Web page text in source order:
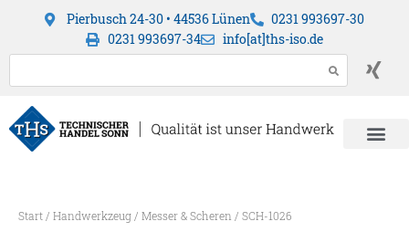
Pierbusch 24-30 • 44536 Lünen
0231 993697-30
0231 993697-34
info[at]ths-iso.de
Start/ Handwerkzeug/ Messer & Scheren / SCH-1026